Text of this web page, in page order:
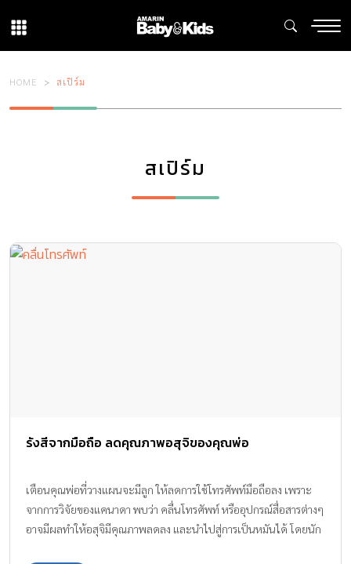
HOME สเปิร์ม
สเปิร์ม
รังสีจากมือถือ ลดคุณภาพอสุจิของคุณพ่อ
เตือนคุณพ่อที่วางแผนจะมีลูก ให้ลดการใช้โทรศัพท์มือถือลง เพราะ
จากการวิจัยของแคนาดา พบว่า คลื่นโทรศัพท์ หรืออุปกรณ์สื่อสารต่างๆ
อาจมีผลทำให้อสุจิมีคุณภาพลดลง และนำไปสู่การเป็นหมันได้ โดยนัก